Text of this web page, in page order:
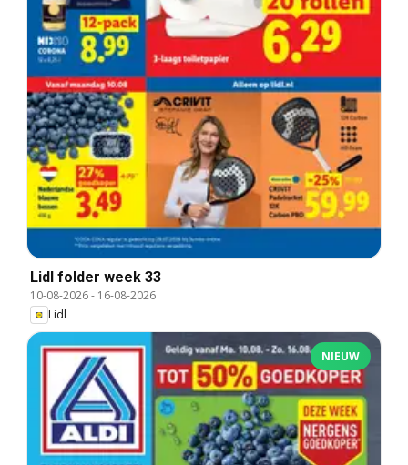
Lidl folder week 33
10-08-2026- 16-08-2026
Lidl
NIEUW